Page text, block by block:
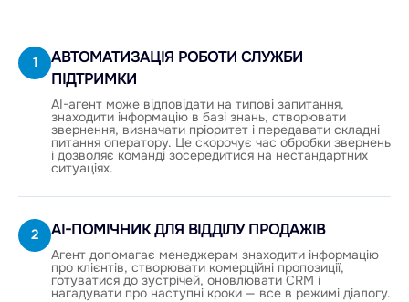
1
АВТОМАТИЗАЦІЯ РОБОТИ СЛУЖБИ
ПІДТРИМКИ
AI-агент може відповідати на типові запитання,
знаходити інформацію в базі знань, створювати
звернення, визначати пріоритет і передавати складні
питання оператору. Це скорочує час обробки звернень
і дозволяє команді зосередитися на нестандартних
ситуаціях.
2 AI-ПОМІЧНИК ДЛЯ ВІДДІЛУ ПРОДАЖІВ
Агент допомагає менеджерам знаходити інформацію
про клієнтів, створювати комерційні пропозиції,
готуватися до зустрічей, оновлювати CRM і
нагадувати про наступні кроки — все в режимі діалогу.